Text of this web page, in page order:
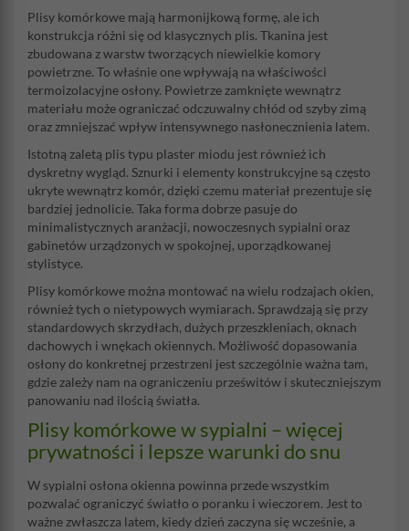
Plisy komórkowe mają harmonijkową formę, ale ich
konstrukcja różni się od klasycznych plis. Tkanina jest
zbudowana z warstw tworzących niewielkie komory
powietrzne. To właśnie one wpływają na właściwości
termoizolacyjne osłony. Powietrze zamknięte wewnątrz
materiału może ograniczać odczuwalny chłód od szyby zimą
oraz zmniejszać wpływ intensywnego nasłonecznienia latem.
Istotną zaletą plis typu plaster miodu jest również ich
dyskretny wygląd. Sznurki i elementy konstrukcyjne są często
ukryte wewnątrz komór, dzięki czemu materiał prezentuje się
bardziej jednolicie. Taka forma dobrze pasuje do
minimalistycznych aranżacji, nowoczesnych sypialni oraz
gabinetów urządzonych w spokojnej, uporządkowanej
stylistyce.
Plisy komórkowe można montować na wielu rodzajach okien,
również tych o nietypowych wymiarach. Sprawdzają się przy
standardowych skrzydłach, dużych przeszkleniach, oknach
dachowych i wnękach okiennych. Możliwość dopasowania
osłony do konkretnej przestrzeni jest szczególnie ważna tam,
gdzie zależy nam na ograniczeniu prześwitów i skuteczniejszym
panowaniu nad ilością światła.
Plisy komórkowe w sypialni – więcej
prywatności i lepsze warunki do snu
W sypialni osłona okienna powinna przede wszystkim
pozwalać ograniczyć światło o poranku i wieczorem. Jest to
ważne zwłaszcza latem, kiedy dzień zaczyna się wcześnie, a